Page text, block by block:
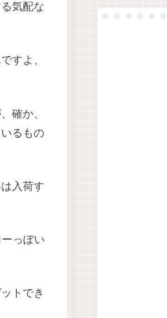
気配な
すよ、
確か、
るもの
入荷す
っぽい
トでき